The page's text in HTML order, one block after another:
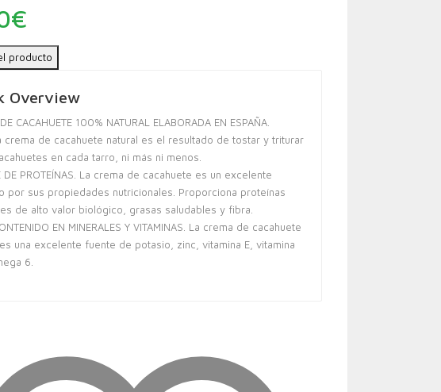
€
producto
Overview
CACAHUETE 100% NATURAL ELABORADA EN ESPAÑA.
crema de cacahuete natural es el resultado de tostar y triturar
en cada tarro, ni más ni menos.
DE PROTEÍNAS. La crema de cacahuete es un excelente
por sus propiedades nutricionales. Proporciona proteínas
de alto valor biológico, grasas saludables y fibra.
EN MINERALES Y VITAMINAS. La crema de cacahuete
una excelente fuente de potasio, zinc, vitamina E, vitamina
6.